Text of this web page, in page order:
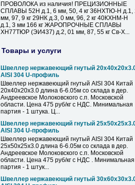
ПРОВОЛОКА из наличия! ПРЕЦИЗИОННЫЕ
СПЛАВЫ 52Н д.1, 6 мм, 50, 4 кг 36НХТЮ-Н д.1,
мм, 97, 9 кг 29НК д.3, 0 мм, 96, 2 кг 40КХНМ-Н
д.1, 3 мм 166 кг ЖАРОПРОЧНЫЕ СПЛАВЫ
ХН77ТЮР (ЭИ437) д.2, 01 мм, 87, 55 кг Св-Х...
Товары и услуги
Швеллер нержавеющий гнутый
AISI 304 U-профиль
Швеллер нержавеющий гнутый AISI 304 Китай
20х40х20х3.0 длина 6-6.05м со склада в дер.
Андреевское Молоковского с.п. Московской
области. Цена 475 руб/кг с НДС. Минимальная
партия - 1 штука. Ц...
Швеллер нержавеющий гнутый
AISI 304 U-профиль
Швеллер нержавеющий гнутый AISI 304 Китай
25х50х25х3.0 длина 6-6.05м со склада в дер.
Андреевское Молоковского с.п. Московской
области. Цена 475 руб/кг с НДС . Минимальная
партия - 1 штук...
Швеллер нержавеющий гнутый